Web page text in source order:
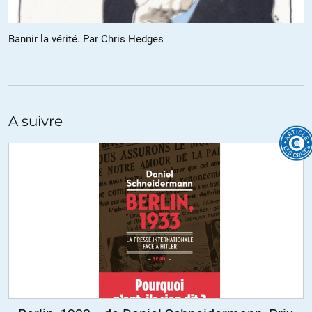
C’est malheureusement un stade dépassé, l’opération
sentinelle destinée à la répression du terrorisme devient une
mission de pacification des manifestants, ces derniers, les
C’est la nouvelle rouelle, celle de l’humiliation publique, d’être
https://www.atlantico.fr/decryptage/3568571/degout-colere-
envie-de-revolution—l-etude-exclusive-qui-revele-la-tres-
sombre-humeur-des-francais-relativement-aux-autres-
europeens-david-nguyen-christophe-boutin
Ya nous spectateurs et commentateurs privilégier d’une
époque paradoxale, tant de progrès techniques, tant de
connaissances sur les expériences passées, tant de richesses
créées et immédiatement détruites …..
La vrai question, c’est pourquoi en sommes nous à ce stade si
Bannir la vérité. Par Chris Hedges
A suivre